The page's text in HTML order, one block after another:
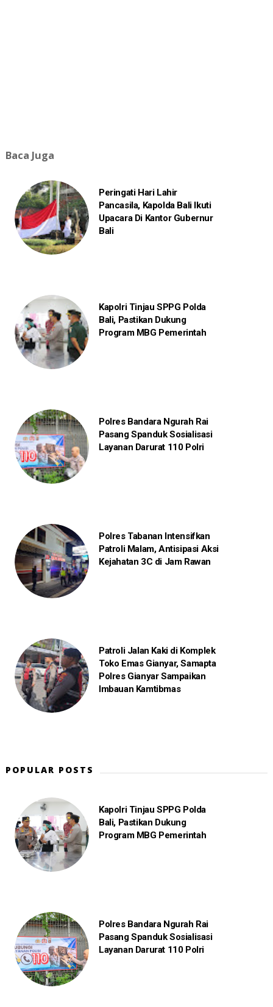
Baca Juga
Peringati Hari Lahir
Pancasila, Kapolda Bali Ikuti
Upacara Di Kantor Gubernur
Bali
Kapolri Tinjau SPPG Polda
Bali, Pastikan Dukung
Program MBG Pemerintah
Polres Bandara Ngurah Rai
Pasang Spanduk Sosialisasi
Layanan Darurat 110 Polri
Polres Tabanan Intensifkan
Patroli Malam, Antisipasi Aksi
Kejahatan 3C di Jam Rawan
Patroli Jalan Kaki di Komplek
Toko Emas Gianyar, Samapta
Polres Gianyar Sampaikan
Imbauan Kamtibmas
POPULAR POSTS
Kapolri Tinjau SPPG Polda
Bali, Pastikan Dukung
Program MBG Pemerintah
Polres Bandara Ngurah Rai
Pasang Spanduk Sosialisasi
Layanan Darurat 110 Polri